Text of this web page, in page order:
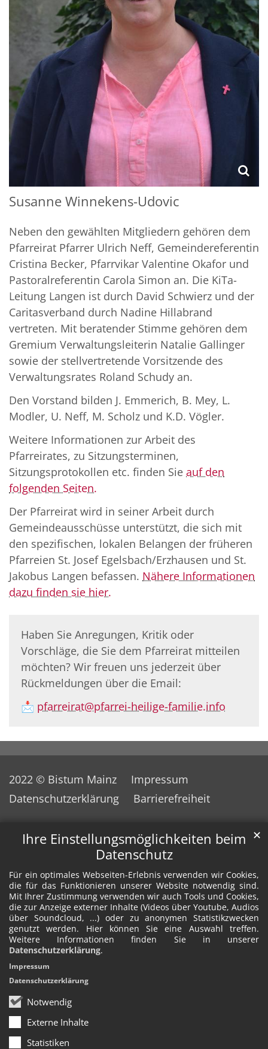
Ihre Einstellungsmöglichkeiten beim
Datenschutz
Für ein optimales Webseiten-Erlebnis verwenden wir Cookies,
die für das Funktionieren unserer Website notwendig sind.
Mit Ihrer Zustimmung verwenden wir auch Tools und Cookies,
die zur Anzeige externer Inhalte (Videos über Youtube, Audios
über Soundcloud, ...) oder zu anonymen Statistikzwecken
genutzt werden. Hier können Sie eine Auswahl treffen.
Weitere Informationen finden Sie in unserer
Datenschutzerklärung.
Notwendig
Externe Inhalte
Statistiken
✕
Impressum
Datenschutzerklärung
Susanne Winnekens-Udovic
Neben den gewählten Mitgliedern gehören dem
Pfarreirat Pfarrer Ulrich Neff, Gemeindereferentin
Cristina Becker, Pfarrvikar Valentine Okafor und
Pastoralreferentin Carola Simon an. Die KiTa-
Leitung Langen ist durch David Schwierz und der
Caritasverband durch Nadine Hillabrand
vertreten. Mit beratender Stimme gehören dem
Gremium Verwaltungsleiterin Natalie Gallinger
sowie der stellvertretende Vorsitzende des
Verwaltungsrates Roland Schudy an.
Den Vorstand bilden J. Emmerich, B. Mey, L.
Modler, U. Neff, M. Scholz und K.D. Vögler.
Weitere Informationen zur Arbeit des
Pfarreirates, zu Sitzungsterminen,
Sitzungsprotokollen etc. finden Sie auf den
folgenden Seiten.
Der Pfarreirat wird in seiner Arbeit durch
Gemeindeausschüsse unterstützt, die sich mit
den spezifischen, lokalen Belangen der früheren
Pfarreien St. Josef Egelsbach/Erzhausen und St.
Jakobus Langen befassen. Nähere Informationen
dazu finden sie hier.
Haben Sie Anregungen, Kritik oder
Vorschläge, die Sie dem Pfarreirat mitteilen
möchten? Wir freuen uns jederzeit über
Rückmeldungen über die Email:
📩 pfarreirat@pfarrei-heilige-familie.info
2022 © Bistum Mainz
Impressum
Datenschutzerklärung
Barrierefreiheit